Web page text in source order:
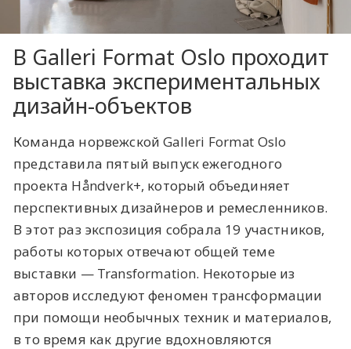
В Galleri Format Oslo проходит
выставка экспериментальных
дизайн-объектов
Команда норвежской Galleri Format Oslo
представила пятый выпуск ежегодного
проекта Håndverk+, который объединяет
перспективных дизайнеров и ремесленников.
В этот раз экспозиция собрала 19 участников,
работы которых отвечают общей теме
выставки — Transformation. Некоторые из
авторов исследуют феномен трансформации
при помощи необычных техник и материалов,
в то время как другие вдохновляются